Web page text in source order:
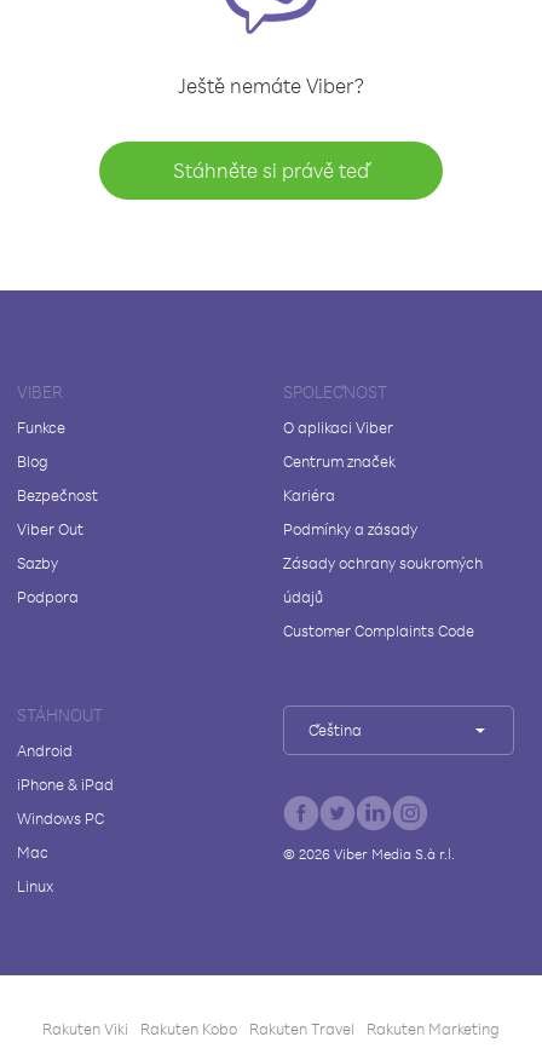
Ještě nemáte Viber?
Stáhněte si právě teď
VIBER
Funkce
Blog
Bezpečnost
Viber Out
Sazby
Podpora
SPOLEČNOST
O aplikaci Viber
Centrum značek
Kariéra
Podmínky a zásady
Zásady ochrany soukromých
údajů
Customer Complaints Code
STÁHNOUT
Android
iPhone & iPad
Windows PC
Mac
Linux
Čeština
© 2026Viber Media S.à r.l.
Rakuten Viki Rakuten Kobo Rakuten Travel Rakuten Marketing